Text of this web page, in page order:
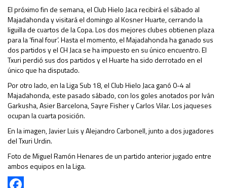
El próximo fin de semana, el Club Hielo Jaca recibirá el sábado al
Majadahonda y visitará el domingo al Kosner Huarte, cerrando la
liguilla de cuartos de la Copa. Los dos mejores clubes obtienen plaza
para la ‘final four’. Hasta el momento, el Majadahonda ha ganado sus
dos partidos y el CH Jaca se ha impuesto en su único encuentro. El
Txuri perdió sus dos partidos y el Huarte ha sido derrotado en el
único que ha disputado.
Por otro lado, en la Liga Sub 18, el Club Hielo Jaca ganó 0-4 al
Majadahonda, este pasado sábado, con los goles anotados por Iván
Garkusha, Asier Barcelona, Sayre Fisher y Carlos Vilar. Los jaqueses
ocupan la cuarta posición.
En la imagen, Javier Luis y Alejandro Carbonell, junto a dos jugadores
del Txuri Urdin.
Foto de Miguel Ramón Henares de un partido anterior jugado entre
ambos equipos en la Liga.